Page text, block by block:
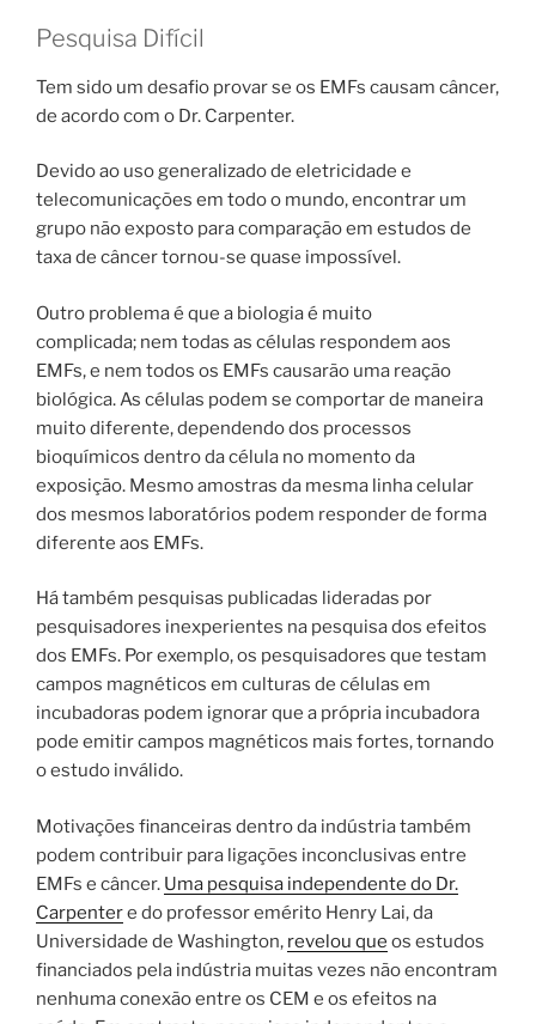
Pesquisa Difícil
Tem sido um desafio provar se os EMFs causam câncer,
de acordo com o Dr. Carpenter.
Devido ao uso generalizado de eletricidade e
telecomunicações em todo o mundo, encontrar um
grupo não exposto para comparação em estudos de
taxa de câncer tornou-se quase impossível.
Outro problema é que a biologia é muito
complicada; nem todas as células respondem aos
EMFs, e nem todos os EMFs causarão uma reação
biológica. As células podem se comportar de maneira
muito diferente, dependendo dos processos
bioquímicos dentro da célula no momento da
exposição. Mesmo amostras da mesma linha celular
dos mesmos laboratórios podem responder de forma
diferente aos EMFs.
Há também pesquisas publicadas lideradas por
pesquisadores inexperientes na pesquisa dos efeitos
dos EMFs. Por exemplo, os pesquisadores que testam
campos magnéticos em culturas de células em
incubadoras podem ignorar que a própria incubadora
pode emitir campos magnéticos mais fortes, tornando
o estudo inválido.
Motivações financeiras dentro da indústria também
podem contribuir para ligações inconclusivas entre
EMFs e câncer. Uma pesquisa independente do Dr.
Carpentere do professor emérito Henry Lai, da
Universidade de Washington, revelou que os estudos
financiados pela indústria muitas vezes não encontram
nenhuma conexão entre os CEM e os efeitos na